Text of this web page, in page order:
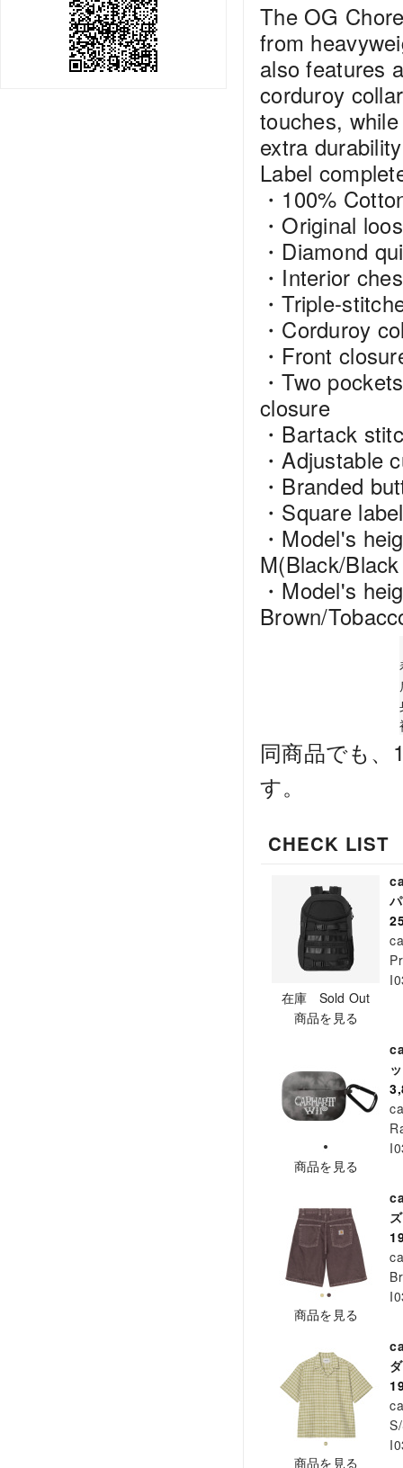
The OG
from
also features
corduroy
touches,
extra
Label
・100%
・Original
・Diamond
・Interior
・Triple-
・Corduroy
・Front
・Two
closure
・Bartack
・Adjustable
・Branded
・Square label
・Model's
M(Black/
・Model's
Brown/
同商品でも
す。
CHECK LIST
在庫 Sold Out
商品を見る
商品を見る
商品を見る
商品を見る